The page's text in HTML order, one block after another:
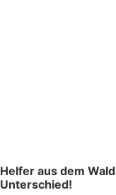
Helfer aus dem
Unterschied!